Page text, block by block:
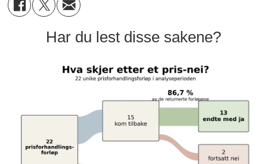
Har du lest disse sakene?